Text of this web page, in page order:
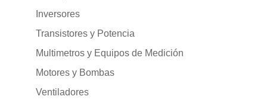
Inversores
Transistores y Potencia
Multimetros y Equipos de Medición
Motores y Bombas
Ventiladores